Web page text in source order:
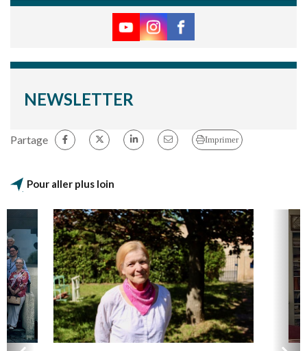
NEWSLETTER
Partage Imprimer
Pour aller plus loin